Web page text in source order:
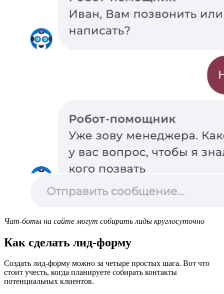
Чат-боты на сайте могут собирать лиды круглосуточно
Как сделать лид-форму
Создать лид-форму можно за четыре простых шага. Вот что
стоит учесть, когда планируете собирать контакты
потенциальных клиентов.